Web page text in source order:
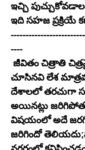
ఇచ్చి
ఇది సహజ ప్రక్రియే
----
జీవితం చిత్రాతి
చూసినవి లేశ
దేశాలలో తరచుగా
అయినట్లు
విషయంలో అదే
జరిగిందో